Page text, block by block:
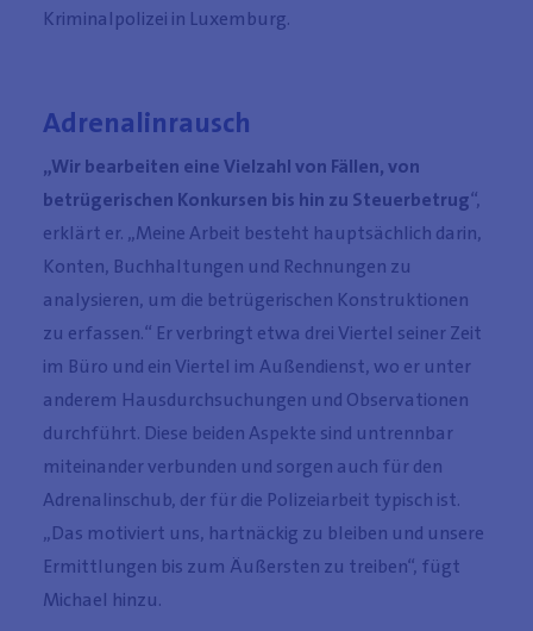
Kriminalpolizei in Luxemburg.
Adrenalinrausch
„Wir bearbeiten eine Vielzahl von Fällen, von
betrügerischen Konkursen bis hin zu Steuerbetrug“,
erklärt er. „Meine Arbeit besteht hauptsächlich darin,
Konten, Buchhaltungen und Rechnungen zu
analysieren, um die betrügerischen Konstruktionen
zu erfassen.“ Er verbringt etwa drei Viertel seiner Zeit
im Büro und ein Viertel im Außendienst, wo er unter
anderem Hausdurchsuchungen und Observationen
durchführt. Diese beiden Aspekte sind untrennbar
miteinander verbunden und sorgen auch für den
Adrenalinschub, der für die Polizeiarbeit typisch ist.
„Das motiviert uns, hartnäckig zu bleiben und unsere
Ermittlungen bis zum Äußersten zu treiben“, fügt
Michael hinzu.